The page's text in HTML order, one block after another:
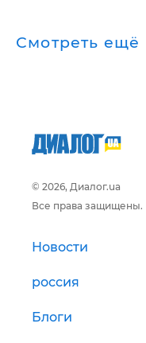
Смотреть ещё
© 2026, Диалог.ua
Все права защищены.
Новости
россия
Блоги